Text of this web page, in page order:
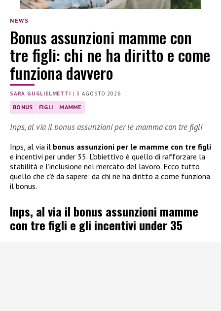
NEWS
Bonus assunzioni mamme con
tre figli: chi ne ha diritto e come
funziona davvero
SARA GUGLIELMETTI |3 AGOSTO 2026
BONUS FIGLI MAMME
Inps, al via il bonus assunzioni per le mamma con tre figli
Inps, al via il bonus assunzioni per le mamme con tre figli
e incentivi per under 35. L’obiettivo è quello di rafforzare la
stabilità e l’inclusione nel mercato del lavoro. Ecco tutto
quello che c’è da sapere: da chi ne ha diritto a come funziona
il bonus.
Inps, al via il bonus assunzioni mamme
con tre figli e gli incentivi under 35